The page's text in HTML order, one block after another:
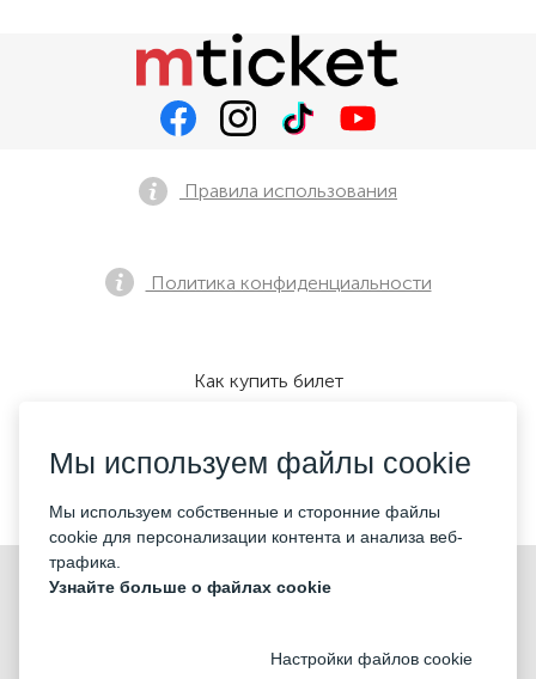
Мы используем файлы cookie
Мы используем собственные и сторонние файлы
cookie для персонализации контента и анализа веб-
трафика.
Узнайте больше о файлах cookie
Настройки файлов cookie
©2026 «KONTRAMARKA LLC» Все права защищены
Правила использования
Политика конфиденциальности
Как купить билет
Мы принимаем: